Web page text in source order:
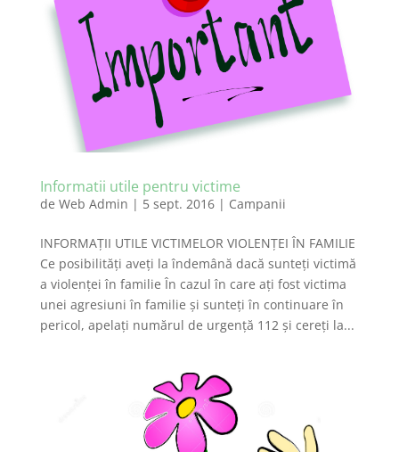
Informatii utile pentru victime
de Web Admin | 5 sept. 2016| Campanii
INFORMAŢII UTILE VICTIMELOR VIOLENŢEI ÎN FAMILIE
Ce posibilităţi aveţi la îndemână dacă sunteţi victimă
a violenţei în familie În cazul în care aţi fost victima
unei agresiuni în familie şi sunteţi în continuare în
pericol, apelaţi numărul de urgenţă 112 şi cereţi la...